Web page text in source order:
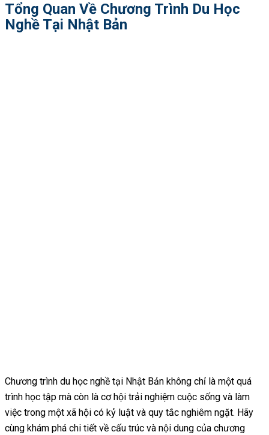
Tổng Quan Về Chương Trình Du Học
Nghề Tại Nhật Bản
Chương trình du học nghề tại Nhật Bản không chỉ là một quá
trình học tập mà còn là cơ hội trải nghiệm cuộc sống và làm
việc trong một xã hội có kỷ luật và quy tắc nghiêm ngặt. Hãy
cùng khám phá chi tiết về cấu trúc và nội dung của chương